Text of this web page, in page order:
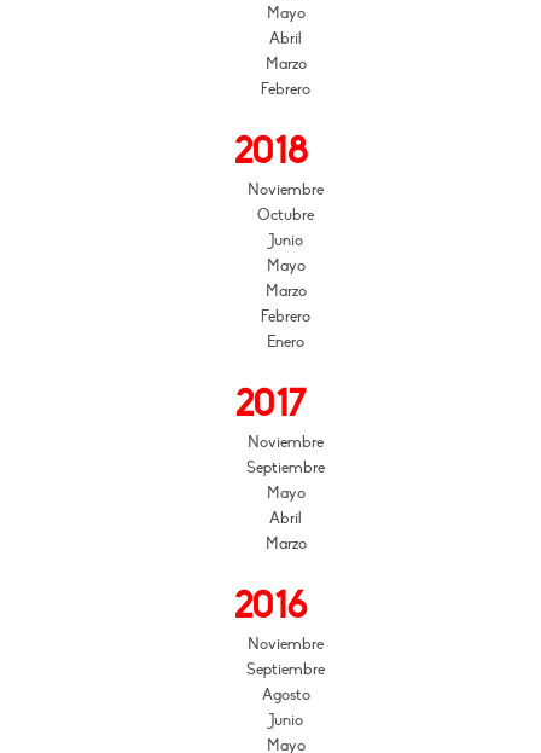
Mayo
Abril
Marzo
Febrero
2018
Noviembre
Octubre
Junio
Mayo
Marzo
Febrero
Enero
2017
Noviembre
Septiembre
Mayo
Abril
Marzo
2016
Noviembre
Septiembre
Agosto
Junio
Mayo